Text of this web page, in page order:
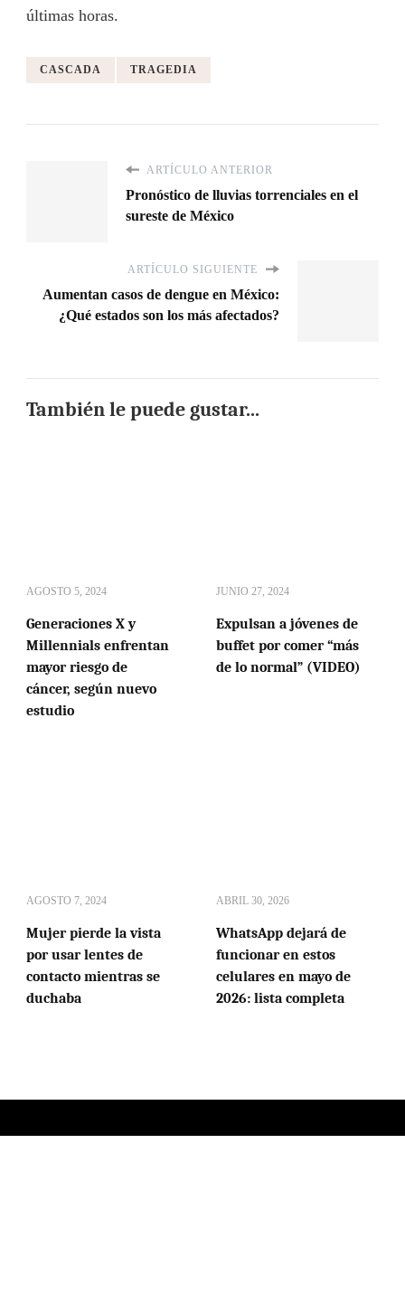
últimas horas.
CASCADA TRAGEDIA
ARTÍCULO ANTERIOR
Pronóstico de lluvias torrenciales en el
sureste de México
ARTÍCULO SIGUIENTE
Aumentan casos de dengue en México:
¿Qué estados son los más afectados?
También le puede gustar...
AGOSTO 5, 2024
Generaciones X y
Millennials enfrentan
mayor riesgo de
cáncer, según nuevo
estudio
JUNIO 27, 2024
Expulsan a jóvenes de
buffet por comer “más
de lo normal” (VIDEO)
AGOSTO 7, 2024
Mujer pierde la vista
por usar lentes de
contacto mientras se
duchaba
ABRIL 30, 2026
WhatsApp dejará de
funcionar en estos
celulares en mayo de
2026: lista completa